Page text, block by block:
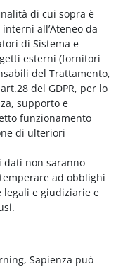
di cui sopra è
all’Ateneo da
di Sistema e
esterni (fornitori
del Trattamento,
del GDPR, per lo
supporto e
funzionamento
di ulteriori
dati non saranno
ad obblighi
legali e giudiziarie e
Sapienza può